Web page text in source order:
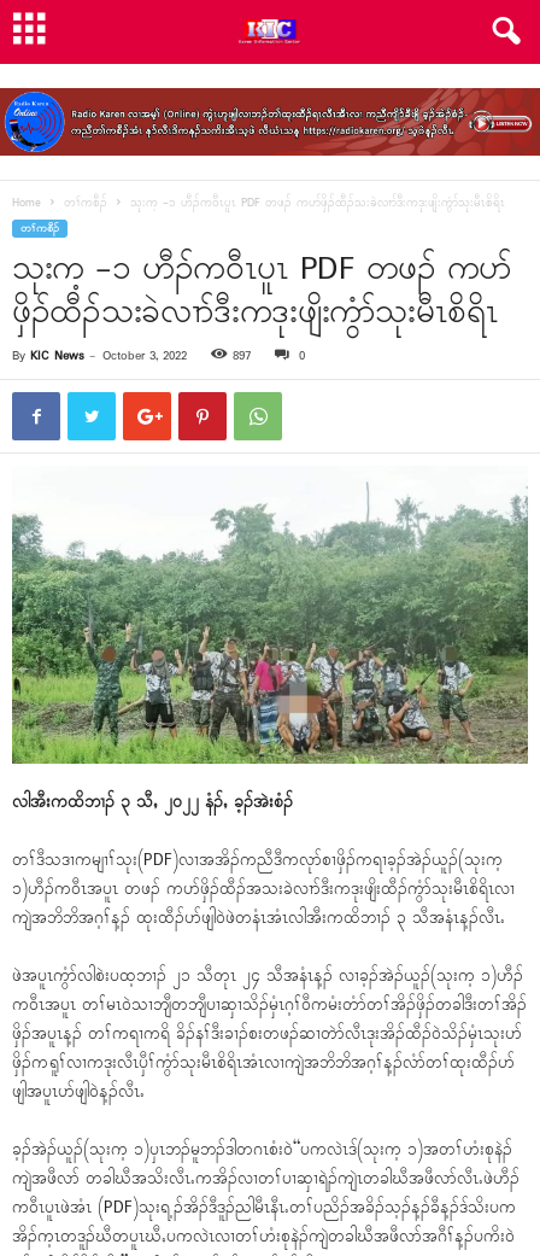
Home တၢ်ကစီၣ် သုးက့ -၁ ဟီၣ်က၀ီၤပူၤ PDF တဖၣ် ကပာ်ဖှိၣ်ထီၣ်သးခဲလၢာ်ဒီးကဒုးဖျိးကွံာ်သုးမီၤစိရိၤ
တၢ်ကစီၣ်
သုးက့ -၁ ဟီၣ်က၀ီၤပူၤ PDF တဖၣ် ကပာ်
ဖှိၣ်ထီၣ်သးခဲလၢာ်ဒီးကဒုးဖျိးကွံာ်သုးမီၤစိရိၤ
By KIC News - October 3, 2022 897 0
လါအီးကထိဘၢၣ် ၃ သီႇ ၂၀၂၂ နံၣ်ႇ ခ့ၣ်အဲးစံၣ်
တၢ်ဒီသဒၢကမျၢၢ်သုး(PDF)လၢအအိၣ်ကညီဒီကလုာ်စၢဖှိၣ်ကရၢခ့ၣ်အဲၣ်ယူၣ်(သုးက့
၁)ဟီၣ်က၀ီၤအပူၤ တဖၣ် ကပာ်ဖှိၣ်ထီၣ်အသးခဲလၢာ်ဒီးကဒုးဖျိးထီၣ်ကွံာ်သုးမီၤစိရိၤလၢ
ကျဲအဘိဘိအဂ့ၢ်န့ၣ် ထုးထီၣ်ပာ်ဖျါ၀ဲဖဲတနံၤအံၤလါအီးကထိဘၢၣ် ၃ သီအနံၤန့ၣ်လီၤႉ
ဖဲအပူၤကွံာ်လါစဲးပထ့ဘၢၣ် ၂၁ သီတုၤ ၂၄ သီအနံၤန့ၣ် လၢခ့ၣ်အဲၣ်ယူၣ်(သုးက့ ၁)ဟီၣ်
က၀ီၤအပူၤ တၢ်မၤ၀ဲသၢဘျီတဘျီပၢဆှၢသိၣ်မှံၤဂ့ၢ်၀ီကမံးတံာ်တၢ်အိၣ်ဖှိၣ်တခါဒီးတၢ်အိၣ်
ဖှိၣ်အပူၤန့ၣ် တၢ်ကရၢကရိ ခိၣ်နၢ်ဒီးခၢၣ်စးတဖၣ်ဆၢတဲာ်လီၤဒုးအိၣ်ထီၣ်၀ဲသိၣ်မှံၤသုးပာ်
ဖှိၣ်ကရူၢ်လၢကဒုးလီၤၦီၢ်ကွံာ်သုးမီၤစိရိၤအံၤလၢကျဲအဘိဘိအဂ့ၢ်န့ၣ်လံာ်တၢ်ထုးထီၣ်ပာ်
ဖျါအပူၤပာ်ဖျါ၀ဲန့ၣ်လီၤႉ
ခ့ၣ်အဲၣ်ယူၣ်(သုးက့ ၁)ၦၤဘၣ်မူဘၣ်ဒါတဂၤစံး၀ဲ“ပကလဲၤဒ်(သုးက့ ၁)အတၢ်ဟံးစုနဲၣ်
ကျဲအဖီလာ် တခါဃီအသိးလီၤႉကအိၣ်လၢတၢ်ပၢဆှၢရဲၣ်ကျဲၤတခါဃီအဖီလာ်လီၤႉဖဲဟီၣ်
က၀ီၤပူၤဖဲအံၤ (PDF)သုးရ့ၣ်အိၣ်ဒီဒူၣ်ညါမီၤနီၤႉတၢ်ပညိၣ်အခိၣ်သ့ၣ်န့ၣ်ခီန့ၣ်ဒ်သိးပက
အိၣ်က့ၤတဒူၣ်ဃီတပူၤဃီႇပကလဲၤလၢတၢ်ဟံးစုနဲၣ်ကျဲတခါဃီအဖီလာ်အဂီၢ်န့ၣ်ပကိး၀ဲ